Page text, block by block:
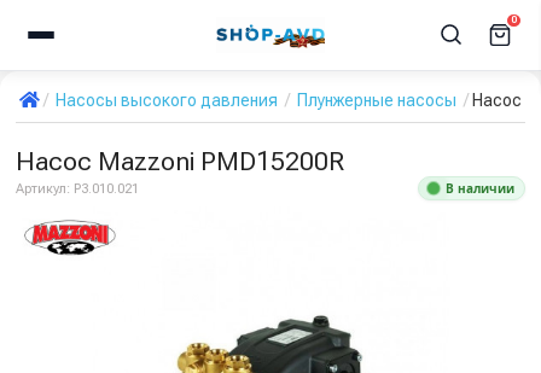
0
Насосы высокого давления Плунжерные насосы Насос
Насос Mazzoni PMD15200R
Артикул: P3.010.021 В наличии